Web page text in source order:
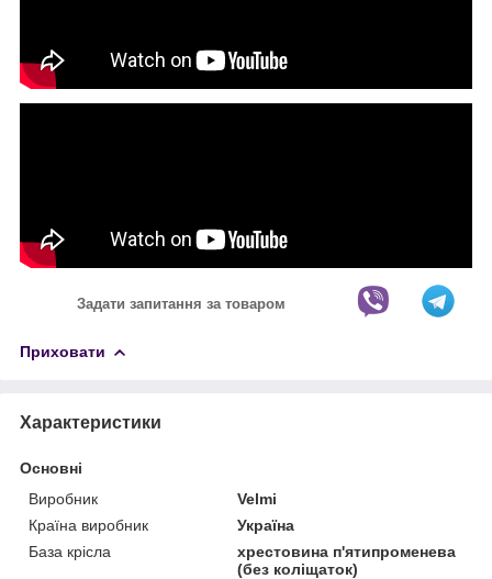
Задати запитання за товаром
Приховати
Характеристики
Основні
Виробник
Velmi
Країна виробник
Україна
База крісла
хрестовина п'ятипроменева
(без коліщаток)